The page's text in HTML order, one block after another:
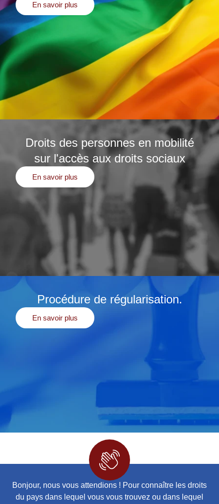
En savoir plus
Droits des personnes en mobilité
sur l'accès aux droits sociaux
En savoir plus
Procédure de régularisation.
En savoir plus
Bonjour, nous vous attendions ! Pour connaître les droits
du pays dans lequel vous vous trouvez ou dans lequel